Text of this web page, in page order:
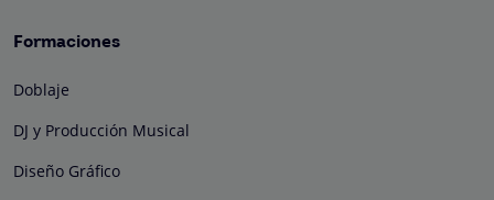
Formaciones
Doblaje
DJ y Producción Musical
Diseño Gráfico